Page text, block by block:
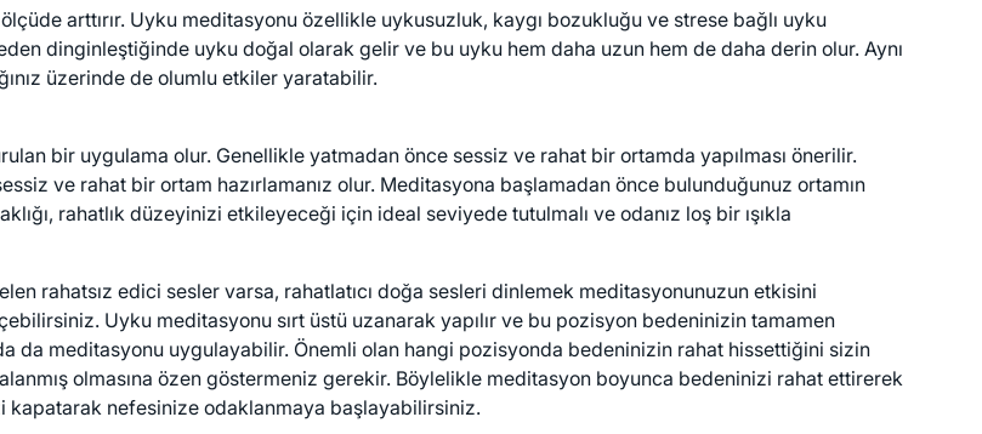
arttırır. Uyku meditasyonu özellikle uykusuzluk, kaygı bozukluğu ve strese bağlı uyku
dinginleştiğinde uyku doğal olarak gelir ve bu uyku hem daha uzun hem de daha derin olur. Aynı
üzerinde de olumlu etkiler yaratabilir.
bir uygulama olur. Genellikle yatmadan önce sessiz ve rahat bir ortamda yapılması önerilir.
ve rahat bir ortam hazırlamanız olur. Meditasyona başlamadan önce bulunduğunuz ortamın
rahatlık düzeyinizi etkileyeceği için ideal seviyede tutulmalı ve odanız loş bir ışıkla
rahatsız edici sesler varsa, rahatlatıcı doğa sesleri dinlemek meditasyonunuzun etkisini
Uyku meditasyonu sırt üstü uzanarak yapılır ve bu pozisyon bedeninizin tamamen
da meditasyonu uygulayabilir. Önemli olan hangi pozisyonda bedeninizin rahat hissettiğini sizin
olmasına özen göstermeniz gerekir. Böylelikle meditasyon boyunca bedeninizi rahat ettirerek
kapatarak nefesinize odaklanmaya başlayabilirsiniz.